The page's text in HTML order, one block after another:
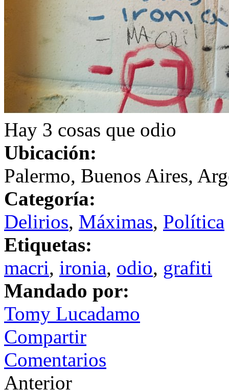
Hay 3 cosas que odio
Ubicación:
Palermo, Buenos Aires,
Categoría:
Delirios, Máximas, Política
Etiquetas:
macri, ironia, odio, grafiti
Mandado por:
Tomy Lucadamo
Compartir
Comentarios
Anterior